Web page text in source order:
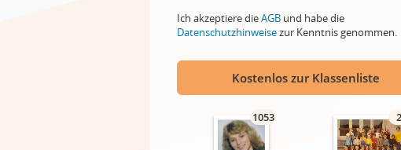
Ich akzeptiere dieAGB und habe die
Datenschutzhinweisezur Kenntnis genommen.
Kostenlos zur Klassenliste
1053